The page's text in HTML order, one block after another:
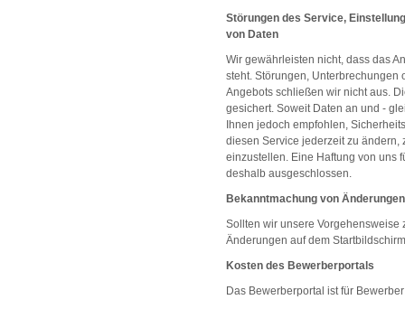
Störungen des Service,
von Daten
Wir gewährleisten nicht, dass das
steht. Störungen, Unterbrechungen
Angebots schließen wir nicht aus.
gesichert. Soweit Daten an und -
Ihnen jedoch empfohlen,
diesen Service jederzeit zu
einzustellen. Eine Haftung von uns
deshalb ausgeschlossen.
Bekanntmachung von Änderungen
Sollten wir unsere Vorgehensweise
Änderungen auf dem
Kosten des Bewerberportals
Das Bewerberportal ist für